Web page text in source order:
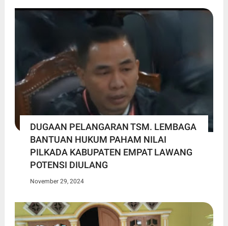
DUGAAN PELANGARAN TSM. LEMBAGA
BANTUAN HUKUM PAHAM NILAI
PILKADA KABUPATEN EMPAT LAWANG
POTENSI DIULANG
November 29, 2024